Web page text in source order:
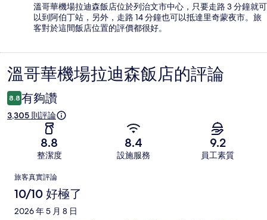
溫哥華機場拉迪森飯店位於列治文市中心，只要走路 3 分鐘就可
以到阿伯丁站，另外，走路 14 分鐘也可以抵達里奇蒙夜市。旅
客對於這間飯店位置的評價都很好。
評
論
溫哥華機場拉迪森飯店的評論
8.8 有夠讚
3,305 則評論
8.8
整潔度
8.4
設施服務
9.2
員工素質
評
論
旅客真實評論
10/10 好極了
2026 年 5 月 8 日